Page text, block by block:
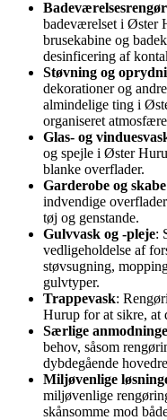
badeværelset i Øster
brusekabine og
desinficering af
Støvning og
dekorationer og
almindelige ting i
organiseret
Glas- og
og spejle i Øster
blanke overflader.
Garderobe og skabe
indvendige
tøj og genstande.
Gulvvask og -pleje:
vedligeholdelse af
støvsugning,
gulvtyper.
Trappevask:
Hurup for at sikre, at
Særlige
behov, såsom
dybdegående
Miljøvenlige
miljøvenlige
skånsomme mod